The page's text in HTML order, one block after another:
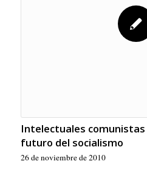
Intelectuales
futuro del socialismo
26 de noviembre de 2010